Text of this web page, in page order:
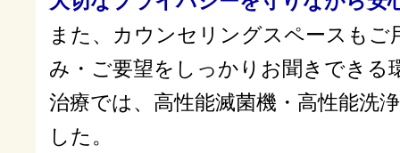
また、カウンセリングスペースもご
み・ご要望をしっかりお聞きできる
治療では、高性能滅菌機・高性能洗
した。